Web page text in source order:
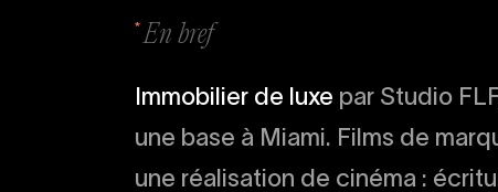
En bref
Immobilier de luxe par Studio
une base à Miami. Films de
une réalisation de cinéma :